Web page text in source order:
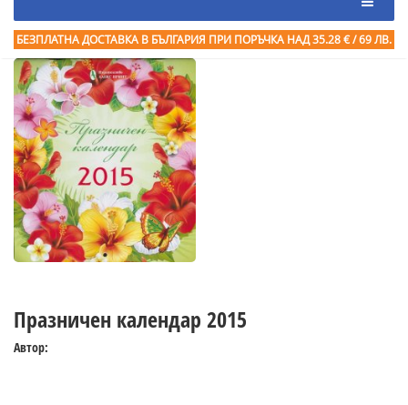
БЕЗПЛАТНА ДОСТАВКА В БЪЛГАРИЯ ПРИ ПОРЪЧКА НАД 35.28 € / 69 ЛВ.
Празничен календар 2015
Автор: